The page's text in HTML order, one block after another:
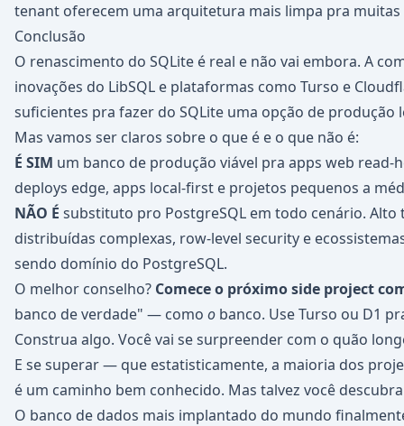
tenant oferecem uma arquitetura mais limpa pra muitas
Conclusão
O renascimento do SQLite é real e não vai embora. A
inovações do LibSQL e plataformas como Turso e
suficientes pra fazer do SQLite uma opção de produção
Mas vamos ser claros sobre o que é e o que não é:
É SIM um banco de produção viável pra apps web read-
deploys edge, apps local-first e projetos pequenos a
NÃO É substituto pro PostgreSQL em todo cenário.
distribuídas complexas, row-level security e
sendo domínio do PostgreSQL.
O melhor conselho? Comece o próximo side project
banco de verdade" — como o banco. Use Turso ou D1
Construa algo. Você vai se surpreender com o quão
E se superar — que estatisticamente, a maioria dos
é um caminho bem conhecido. Mas talvez você
O banco de dados mais implantado do mundo